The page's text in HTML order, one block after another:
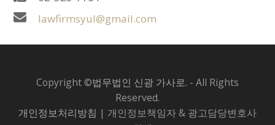
lawfirmsyul@gmail.com
Copyright ©법무법인 신광 가사로. - All Rights
Reserved.
개인정보처리방침 | 개인정보책임자 & 광고담당변호사